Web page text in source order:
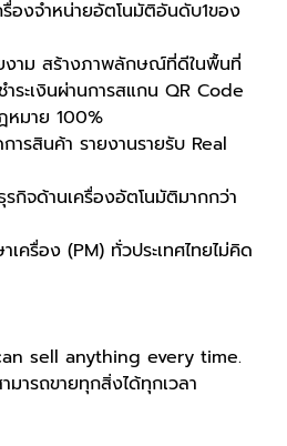
งาม สร้างภาพลักษณ์ที่ดีในพื้นที่
มาย 100%
sell anything every time.
ารถขายทุกสิ่งได้ทุกเวลา